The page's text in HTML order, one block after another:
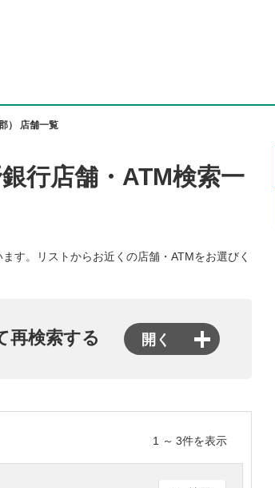
） 店舗一覧
行店舗・ATM検索一
す。リストからお近くの店舗・ATMをお選びく
再検索する 開く
1 ～ 3件を表示